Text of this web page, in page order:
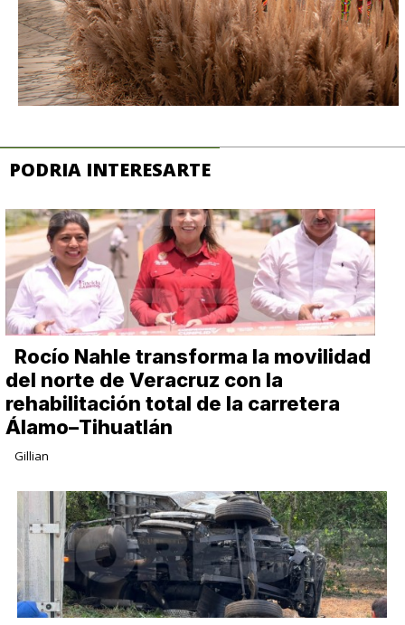
PODRIA INTERESARTE
Rocío Nahle transforma la movilidad
del norte de Veracruz con la
rehabilitación total de la carretera
Álamo–Tihuatlán
Gillian